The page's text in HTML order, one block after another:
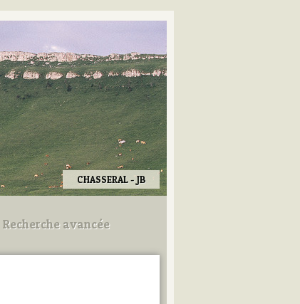
CHASSERAL - JB
Recherche avancée
Utilisez les champs ci-dessous